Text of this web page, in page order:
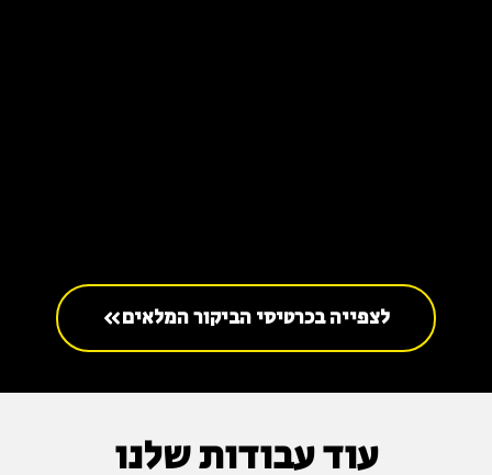
לצפייה בכרטיסי הביקור המלאים
עוד עבודות שלנו